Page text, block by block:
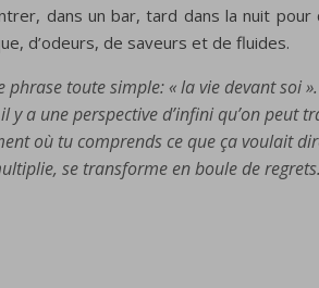
dans un bar, tard dans la nuit
d’odeurs, de saveurs et de fluides.
toute simple: « la vie devant soi
a une perspective d’infini qu’on peut
où tu comprends ce que ça voulait
se transforme en boule de